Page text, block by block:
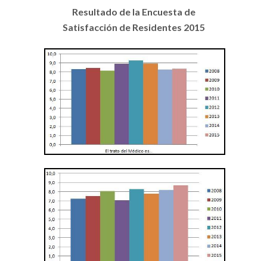
Resultado de la Encuesta de
Satisfacción de Residentes 2015